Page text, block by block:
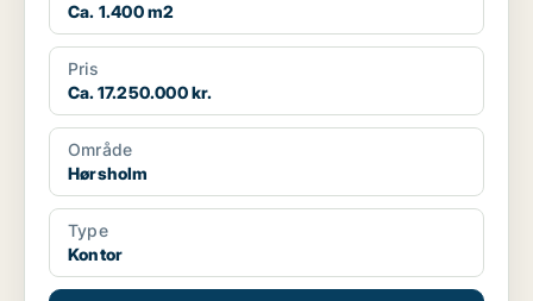
Ca. 1.400 m2
Pris
Ca. 17.250.000 kr.
Område
Hørsholm
Type
Kontor